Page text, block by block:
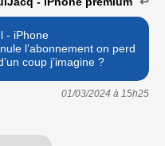
- iPhone
l’abonnement on perd
coup j’imagine ?
01/03/2024 à 15h25